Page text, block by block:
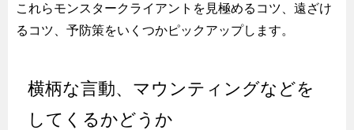
これらモンスタークライアントを見極めるコツ、遠ざけ
るコツ、予防策をいくつかピックアップします。
横柄な言動、マウンティングなどを
してくるかどうか